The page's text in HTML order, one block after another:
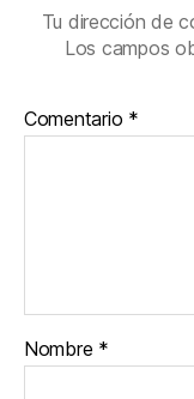
Tu dirección de
Los campos
Comentario *
Nombre *